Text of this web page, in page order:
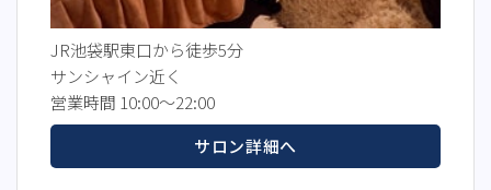
JR池袋駅東口から徒歩5分
サンシャイン近く
営業時間 10:00～22:00
サロン詳細へ